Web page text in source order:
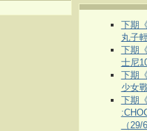
下期
丸子
下期
士尼
下期
少女
下期
（29/